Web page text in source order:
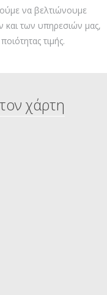
να βελτιώνουμε
και των υπηρεσιών μας,
τιμής.
χάρτη